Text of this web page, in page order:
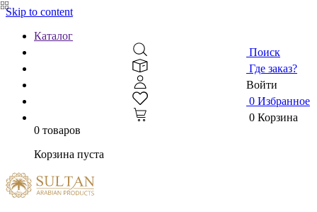
Skip to content
Каталог
Поиск
Где заказ?
Войти
0 Избранное
0 Корзина
0 товаров
Корзина пуста